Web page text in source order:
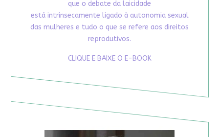
que o debate da laicidade
está intrinsecamente ligado à autonomia sexual
das mulheres e tudo o que se refere aos direitos
reprodutivos.
CLIQUE E BAIXE O E-BOOK